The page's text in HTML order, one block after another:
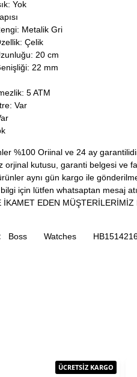
Yok
Metalik Gri
Çelik
20 cm
22 mm
5 ATM
Var
%100 Oriinal ve 24 ay
orjinal kutusu, garanti belgesi ve
aynı gün kargo ile
için lütfen whatsaptan mesaj
İKAMET EDEN
Boss Watches
ÜCRETSİZ KARGO